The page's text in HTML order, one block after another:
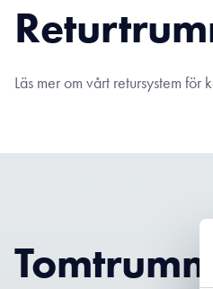
Läs mer om vårt retursystem